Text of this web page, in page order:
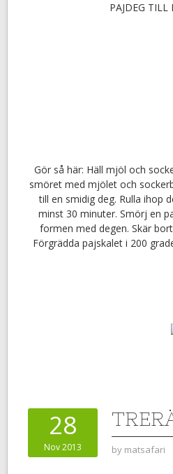
PAJDEG TILL
Gör så här: Häll mjöl och
smöret med mjölet och
till en smidig deg. Rulla ihop
minst 30 minuter. Smörj en
formen med degen. Skär
Förgrädda pajskalet i 200
28
Nov 2013 by matsafari